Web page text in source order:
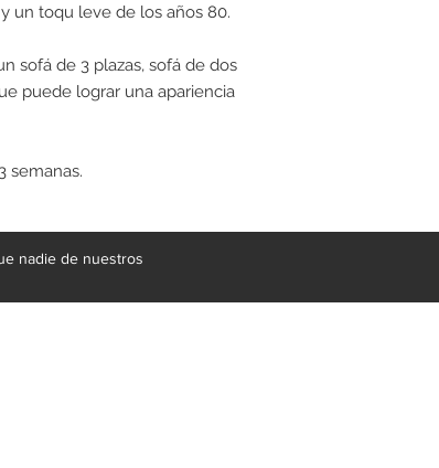
un toqu leve de los años 80.
sofá de 3 plazas, sofá de dos
puede lograr una apariencia
semanas.
nadie de nuestros